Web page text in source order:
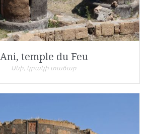
Ani, temple du Feu
Անի, կրակի տաճար